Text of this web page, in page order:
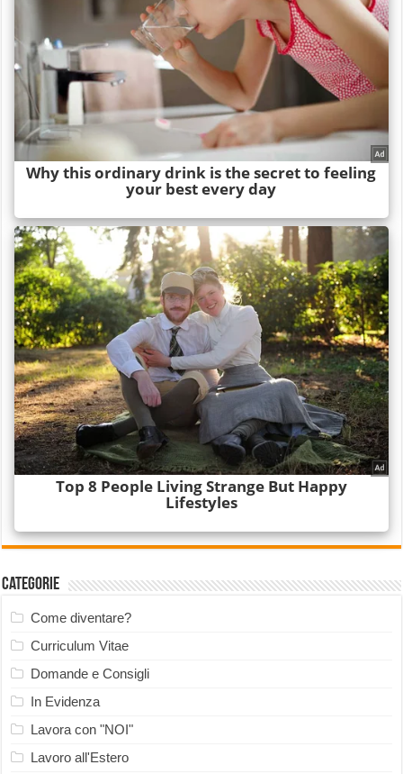
Categorie
Come diventare?
Curriculum Vitae
Domande e Consigli
In Evidenza
Lavora con "NOI"
Lavoro all'Estero